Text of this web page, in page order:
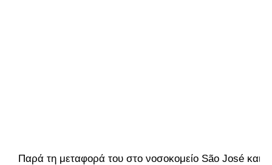
Παρά τη μεταφορά του στο νοσοκομείο São José και